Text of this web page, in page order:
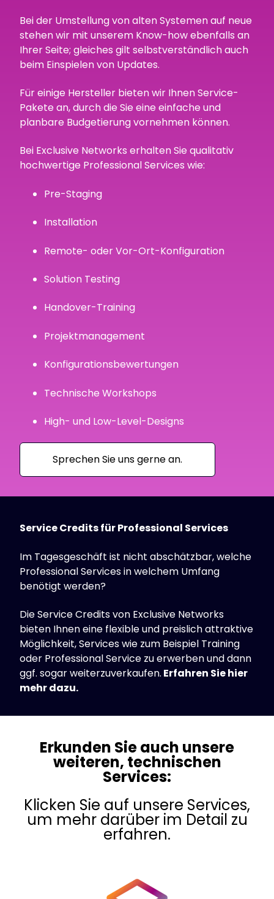
Bei der Umstellung von alten Systemen auf neue
stehen wir mit unserem Know-how ebenfalls an
Ihrer Seite; gleiches gilt selbstverständlich auch
beim Einspielen von Updates.
Für einige Hersteller bieten wir Ihnen Service-
Pakete an, durch die Sie eine einfache und
planbare Budgetierung vornehmen können.
Bei Exclusive Networks erhalten Sie qualitativ
hochwertige Professional Services wie:
Pre-Staging
Installation
Remote- oder Vor-Ort-Konfiguration
Solution Testing
Handover-Training
Projektmanagement
Konfigurationsbewertungen
Technische Workshops
High- und Low-Level-Designs
Sprechen Sie uns gerne an.
Service Credits für Professional Services
Im Tagesgeschäft ist nicht abschätzbar, welche
Professional Services in welchem Umfang
benötigt werden?
Die Service Credits von Exclusive Networks
bieten Ihnen eine flexible und preislich attraktive
Möglichkeit, Services wie zum Beispiel Training
oder Professional Service zu erwerben und dann
ggf. sogar weiterzuverkaufen. Erfahren Sie hier
mehr dazu.
Erkunden Sie auch unsere
weiteren, technischen
Services:
Klicken Sie auf unsere Services,
um mehr darüber im Detail zu
erfahren.